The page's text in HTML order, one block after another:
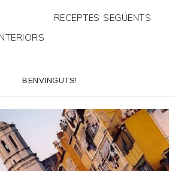
RECEPTES SEGÜENTS
BENVINGUTS!